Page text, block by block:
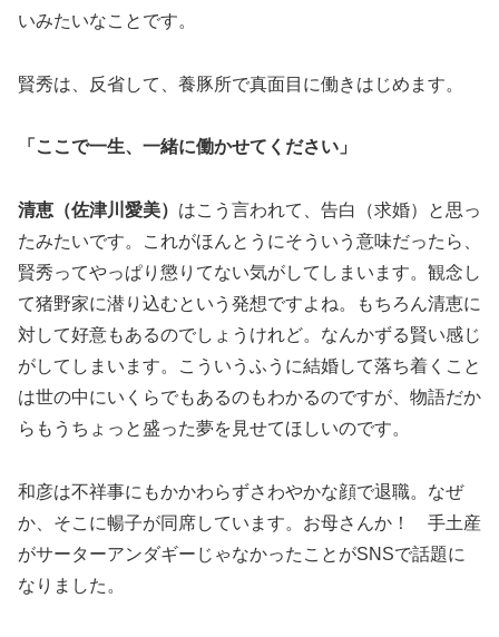
いみたいなことです。
賢秀は、反省して、養豚所で真面目に働きはじめます。
「ここで一生、一緒に働かせてください」
清恵（佐津川愛美） はこう言われて、告白（求婚）と思っ
たみたいです。これがほんとうにそういう意味だったら、
賢秀ってやっぱり懲りてない気がしてしまいます。観念し
て猪野家に潜り込むという発想ですよね。もちろん清恵に
対して好意もあるのでしょうけれど。なんかずる賢い感じ
がしてしまいます。こういうふうに結婚して落ち着くこと
は世の中にいくらでもあるのもわかるのですが、物語だか
らもうちょっと盛った夢を見せてほしいのです。
和彦は不祥事にもかかわらずさわやかな顔で退職。なぜ
か、そこに暢子が同席しています。お母さんか！ 手土産
がサーターアンダギーじゃなかったことがSNSで話題に
なりました。